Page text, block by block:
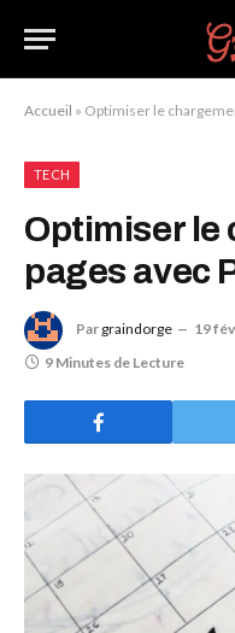
Accueil » Optimiser le
TECH
Optimiser le
pages avec
Par graindorge 19
9 Minutes de Lecture